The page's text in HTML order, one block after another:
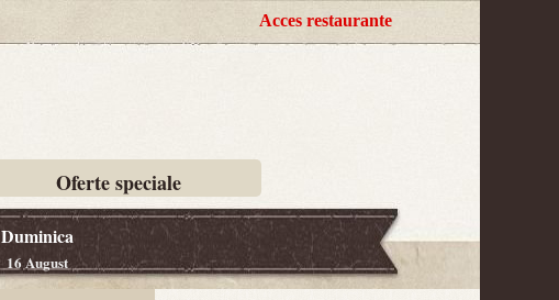
Acces restaurante
Oferte speciale
Duminica
16 August